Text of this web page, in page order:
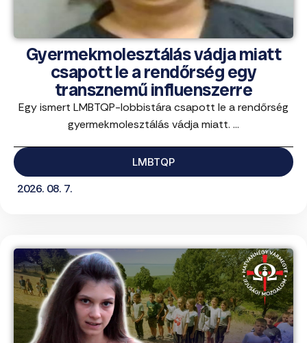
Gyermekmolesztálás vádja miatt
csapott le a rendőrség egy
transznemű influenszerre
Egy ismert LMBTQP-lobbistára csapott le a rendőrség
gyermekmolesztálás vádja miatt. ...
LMBTQP
2026. 08. 7.